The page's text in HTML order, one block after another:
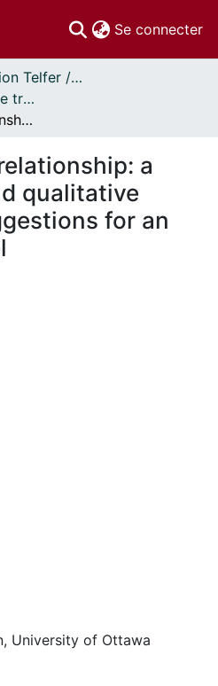
Se connecter
École de gestion Telfer // Telfer School of Management
Telfer - Documents de travail // Telfer - Working Papers
The LMX-OCB relationship: a quantitative and qualitative review and suggestions for an inclusive model
a
qualitative
for an
University of Ottawa